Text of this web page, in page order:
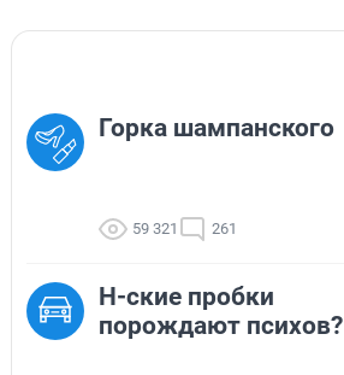
Горка шампанского
59 321 261
Н-ские пробки
порождают психов?